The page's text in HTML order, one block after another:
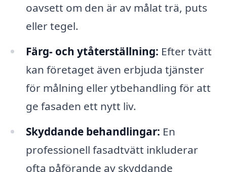
oavsett om den är av målat trä, puts
eller tegel.
Färg- och ytåterställning: Efter tvätt
kan företaget även erbjuda tjänster
för målning eller ytbehandling för att
ge fasaden ett nytt liv.
Skyddande behandlingar: En
professionell fasadtvätt inkluderar
ofta påförande av skyddande